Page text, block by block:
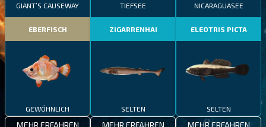
GIANT’S CAUSEWAY
EBERFISCH
GEWÖHNLICH
MEHR ERFAHREN
TIEFSEE
ZIGARRENHAI
SELTEN
MEHR ERFAHREN
NICARAGUASEE
ELEOTRIS PICTA
SELTEN
MEHR ERFAHREN